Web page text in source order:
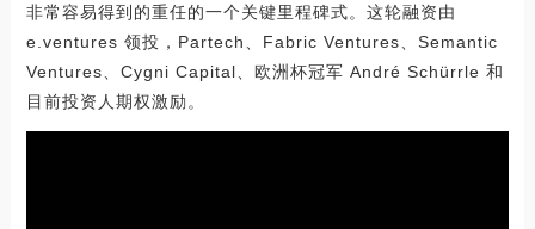
非常容易得到的重任的一个关键里程碑式。这轮融资由
e.ventures 领投，Partech、Fabric Ventures、Semantic
Ventures、Cygni Capital、欧洲杯冠军 André Schürrle 和
目前投资人期权激励。